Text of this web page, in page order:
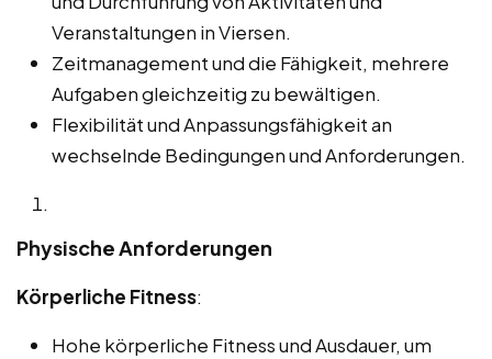
Veranstaltungen in Viersen.
Zeitmanagement und die Fähigkeit, mehrere
Aufgaben gleichzeitig zu bewältigen.
Flexibilität und Anpassungsfähigkeit an
wechselnde Bedingungen und Anforderungen.
Physische Anforderungen
Körperliche Fitness:
Hohe körperliche Fitness und Ausdauer, um